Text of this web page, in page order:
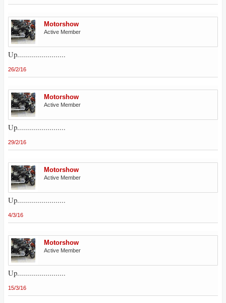
Motorshow
Active Member
Up........................
26/2/16
Motorshow
Active Member
Up........................
29/2/16
Motorshow
Active Member
Up........................
4/3/16
Motorshow
Active Member
Up........................
15/3/16